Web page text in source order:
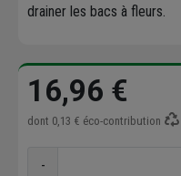
drainer les bacs à fleurs.
16,96 €
dont 0,13 € éco-contribution
-